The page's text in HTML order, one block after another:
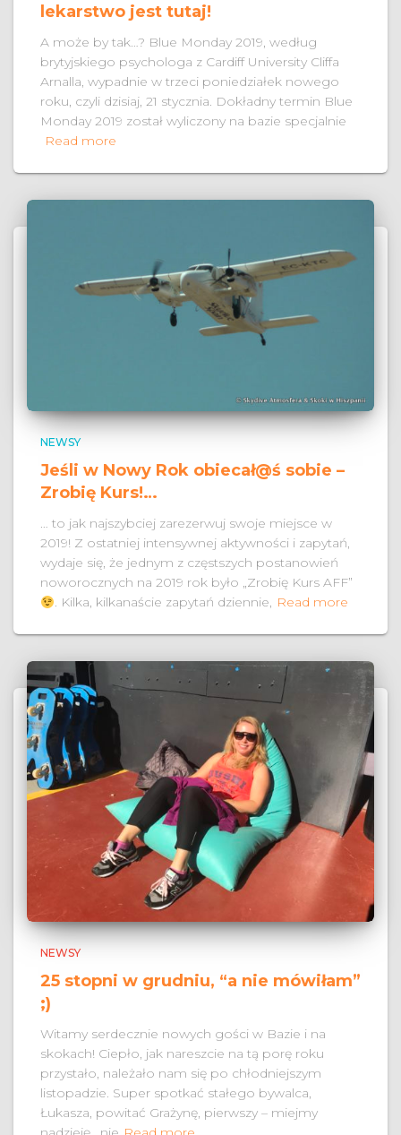
lekarstwo jest tutaj!
A może by tak…? Blue Monday 2019, według
brytyjskiego psychologa z Cardiff University Cliffa
Arnalla, wypadnie w trzeci poniedziałek nowego
roku, czyli dzisiaj, 21 stycznia. Dokładny termin Blue
Monday 2019 został wyliczony na bazie specjalnie
Read more
NEWSY
Jeśli w Nowy Rok obiecał@ś sobie –
Zrobię Kurs!…
… to jak najszybciej zarezerwuj swoje miejsce w
2019! Z ostatniej intensywnej aktywności i zapytań,
wydaje się, że jednym z częstszych postanowień
noworocznych na 2019 rok było „Zrobię Kurs AFF”
. Kilka, kilkanaście zapytań dziennie, Read more
NEWSY
25 stopni w grudniu, “a nie mówiłam”
;)
Witamy serdecznie nowych gości w Bazie i na
skokach! Ciepło, jak nareszcie na tą porę roku
przystało, należało nam się po chłodniejszym
listopadzie. Super spotkać stałego bywalca,
Łukasza, powitać Grażynę, pierwszy – miejmy